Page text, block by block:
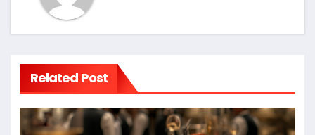
Related Post